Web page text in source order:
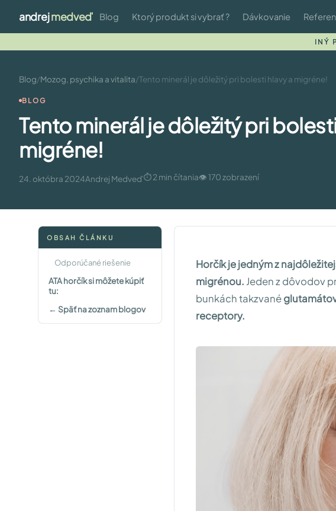
andrejmedveď Blog Ktorý produkt si vybrať ? Dávkovanie
INÝ
Blog/Mozog, psychika a vitalita/Tento minerál je dôležitý pri bolesti hlavy a migréne!
BLOG
Tento minerál je dôležitý pri
migréne!
24. októbra 2024Andrej Medveď⏱ 2 min čítania👁 170 zobrazení
OBSAH ČLÁNKU
Odporúčané riešenie
ATA horčík si môžete kúpiť
tu:
← Späť na zoznam blogov
Horčík je jedným z
migrénou. Jeden z dôvodov
bunkách takzvané
receptory.